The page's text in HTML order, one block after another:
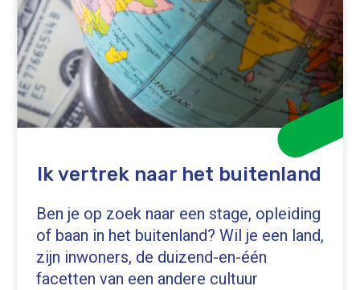
Ik vertrek naar het buitenland
Ben je op zoek naar een stage, opleiding
of baan in het buitenland? Wil je een land,
zijn inwoners, de duizend-en-één
facetten van een andere cultuur